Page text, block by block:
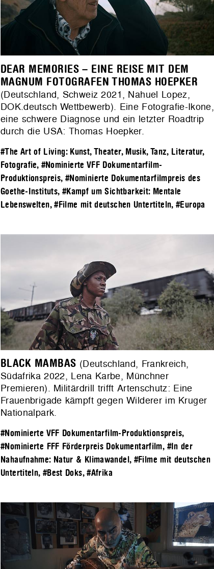
DEAR MEMORIES – EINE REISE MIT DEM
MAGNUM FOTOGRAFEN THOMAS HOEPKER
(Deutschland, Schweiz 2021, Nahuel Lopez,
DOK.deutsch Wettbewerb). Eine Fotografie-Ikone,
eine schwere Diagnose und ein letzter Roadtrip
durch die USA: Thomas Hoepker.
#The Art of Living: Kunst, Theater, Musik, Tanz, Literatur,
Fotografie, #Nominierte VFF Dokumentarfilm-
Produktionspreis, #Nominierte Dokumentarfilmpreis des
Goethe-Instituts, #Kampf um Sichtbarkeit: Mentale
Lebenswelten,#Filme mit deutschen Untertiteln, #Europa
BLACK MAMBAS (Deutschland, Frankreich,
Südafrika 2022, Lena Karbe, Münchner
Premieren). Militärdrill trifft Artenschutz: Eine
Frauenbrigade kämpft gegen Wilderer im Kruger
Nationalpark.
#Nominierte VFF Dokumentarfilm-Produktionspreis,
#Nominierte FFF Förderpreis Dokumentarfilm, #In der
Nahaufnahme: Natur & Klimawandel, #Filme mit deutschen
Untertiteln, #Best Doks,#Afrika